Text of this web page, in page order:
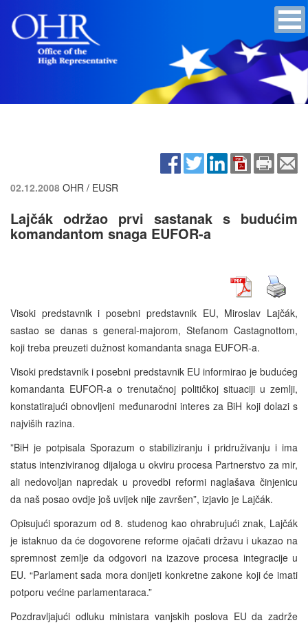
02.12.2008 OHR / EUSR
Lajčák održao prvi sastanak s budućim
komandantom snaga EUFOR-a
Visoki predstavnik i posebni predstavnik EU, Miroslav Lajčák,
sastao se danas s general-majorom, Stefanom Castagnottom,
koji treba preuzeti dužnost komandanta snaga EUFOR-a.
Visoki predstavnik i posebni predstavnik EU informirao je budućeg
komandanta EUFOR-a o trenutačnoj političkoj situaciji u zemlji,
konstatirajući obnovljeni međunarodni interes za BiH koji dolazi s
najviših razina.
”BiH je potpisala Sporazum o stabiliziranju i pridruživanju i ima
status intenziviranog dijaloga u okviru procesa Partnerstvo za mir,
ali nedovoljan napredak u provedbi reformi naglašava činjenicu
da naš posao ovdje još uvijek nije završen”, izjavio je Lajčák.
Opisujući sporazum od 8. studenog kao ohrabrujući znak, Lajčák
je istaknuo da će dogovorene reforme ojačati državu i ukazao na
spremnost zemlje da odgovori na izazove procesa integracije u
EU. “Parlament sada mora donijeti konkretne zakone koji će imati
potporu većine parlamentaraca.”
Pozdravljajući odluku ministara vanjskih poslova EU da zadrže